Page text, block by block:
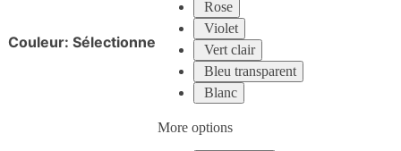
Couleur: Sélectionne
Rose
Violet
Vert clair
Bleu transparent
Blanc
More options